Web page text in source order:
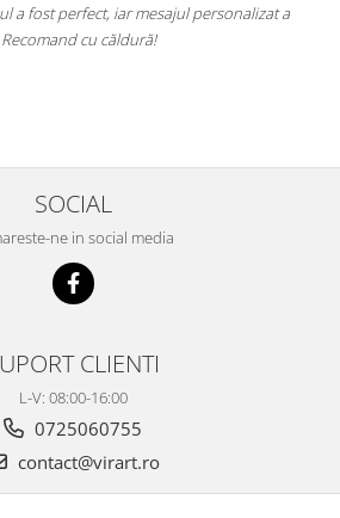
a fost perfect, iar mesajul personalizat a
cu căldură!
SOCIAL
ne in social media
CLIENTI
L-V: 08:00-16:00
0725060755
contact@virart.ro